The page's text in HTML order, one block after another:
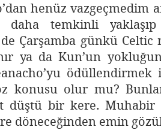
henüz vazgeçmedim
daha temkinli
Çarşamba günkü Celtic
ya da Kun’un
konusu olur mu?
bir kere. Muhabir
döneceğinden emin